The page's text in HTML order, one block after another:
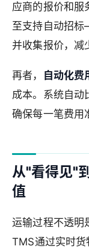
应商的报价和服
至支持自动招
并收集报价，减
再者， 自动化费
成本。系统自动
确保每一笔费用
从"看得见"
值
运输过程不透明
TMS通过实时货